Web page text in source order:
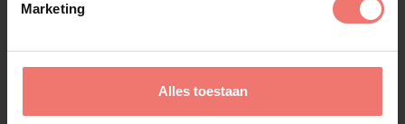
Marketing
Alles toestaan
Dotan